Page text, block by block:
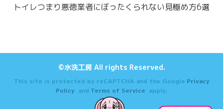
トイレつまり悪徳業者にぼったくられない見極め方6選
©水洗工房 All rights Reserved.
This site is protected by reCAPTCHA and the Google Privacy
Policy and Terms of Service apply.